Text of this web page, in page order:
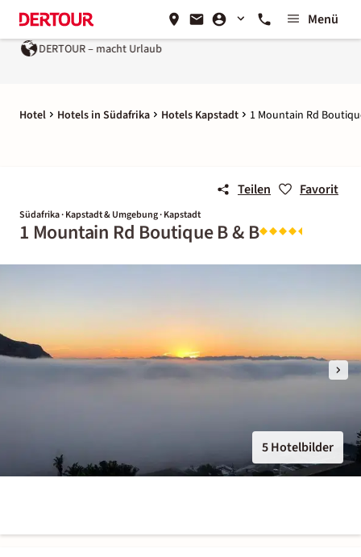
Menü
DERTOUR – macht Urlaub
Hotel Hotels in Südafrika Hotels Kapstadt 1 Mountain Rd
Teilen Favorit
Südafrika · Kapstadt & Umgebung · Kapstadt
1 Mountain Rd Boutique B & B
5 Hotelbilder